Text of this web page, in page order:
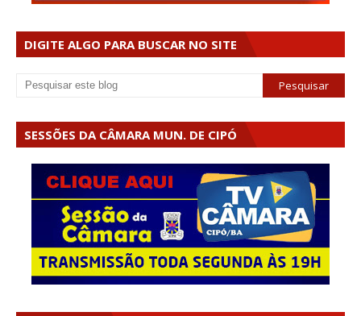
DIGITE ALGO PARA BUSCAR NO SITE
SESSÕES DA CÂMARA MUN. DE CIPÓ